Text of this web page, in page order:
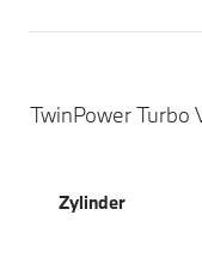
TwinPower Turbo
Zylinder